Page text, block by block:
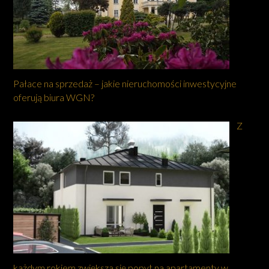
Pałace na sprzedaż – jakie nieruchomości inwestycyjne
oferują biura WGN?
Z